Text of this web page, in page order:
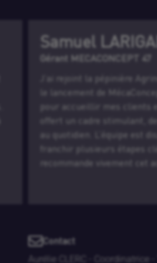
Samuel
Gérant MECACONCEPT 47
J’ai rejoint la pépinière
le lancement de
pour accueillir mes clients
offert un cadre stimulant,
au quotidien. L’équipe est
franchir plusieurs étapes
recommande vivement cet
Contact
Aurélie CLERC - Coordinatrice